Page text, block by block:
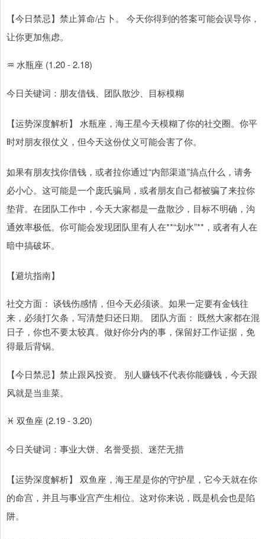
【今日禁忌】禁止算命/占卜。 今天你得到的答案可能会误导你，
让你更加焦虑。
♒ 水瓶座 (1.20 - 2.18)
今日关键词：朋友借钱、团队散沙、目标模糊
【运势深度解析】 水瓶座，海王星今天模糊了你的社交圈。你平
时对朋友很仗义，但今天这份仗义可能会害了你。
如果有朋友找你借钱，或者拉你通过“内部渠道”搞点什么，请务
必小心。这可能是一个庞氏骗局，或者朋友自己都被骗了来拉你
垫背。在团队工作中，今天大家都是一盘散沙，目标不明确，沟
通效率极低。你可能会发现团队里有人在**“划水”**，或者有人在
暗中搞破坏。
【避坑指南】
社交方面： 谈钱伤感情，但今天必须谈。如果一定要有金钱往
来，必须打欠条，写清楚归还日期。 团队方面： 既然大家都在混
日子，你也不要太较真。做好你分内的事，保留好工作证据，免
得最后背锅。
【今日禁忌】禁止跟风投资。 别人赚钱不代表你能赚钱，今天跟
风就是当韭菜。
♓ 双鱼座 (2.19 - 3.20)
今日关键词：事业大饼、名誉受损、迷茫无措
【运势深度解析】 双鱼座，海王星是你的守护星，它今天就在你
的命宫，并且与事业宫产生相位。这对你来说，既是机会也是陷
阱。